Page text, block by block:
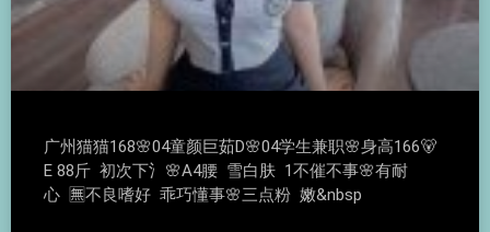
广州猫猫168🌸04童颜巨茹D🌸04学生兼职🌸身高166🐻
E 88斤 初次下氵🌸A4腰 雪白肤 1不催不事🌸有耐
心 🈚不良嗜好 乖巧懂事🌸三点粉 嫩&nbsp